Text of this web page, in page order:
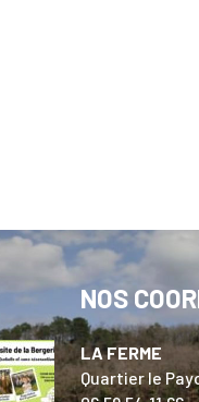
NOS
LA FERME
Quartier le